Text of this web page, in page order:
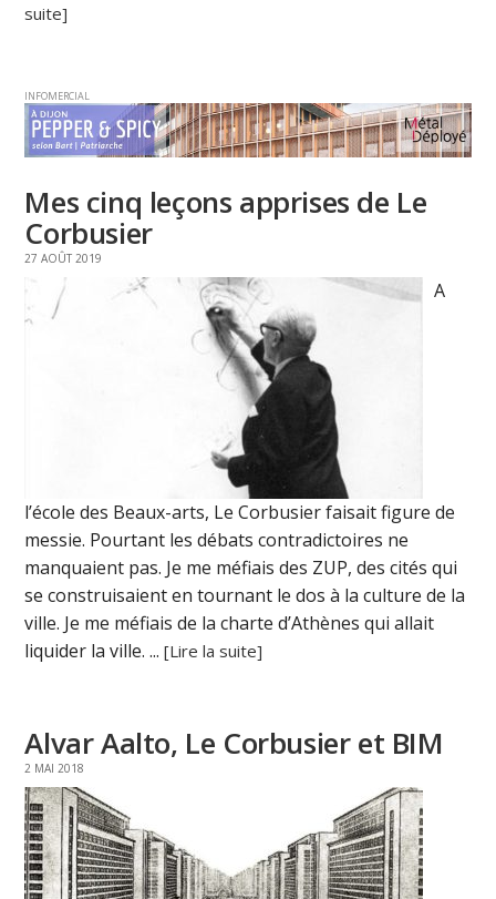
suite]
INFOMERCIAL
Mes cinq leçons apprises de Le
Corbusier
27 AOÛT 2019
A
l’école des Beaux-arts, Le Corbusier faisait figure de
messie. Pourtant les débats contradictoires ne
manquaient pas. Je me méfiais des ZUP, des cités qui
se construisaient en tournant le dos à la culture de la
ville. Je me méfiais de la charte d’Athènes qui allait
liquider la ville. ...[Lire la suite]
Alvar Aalto, Le Corbusier et BIM
2 MAI 2018